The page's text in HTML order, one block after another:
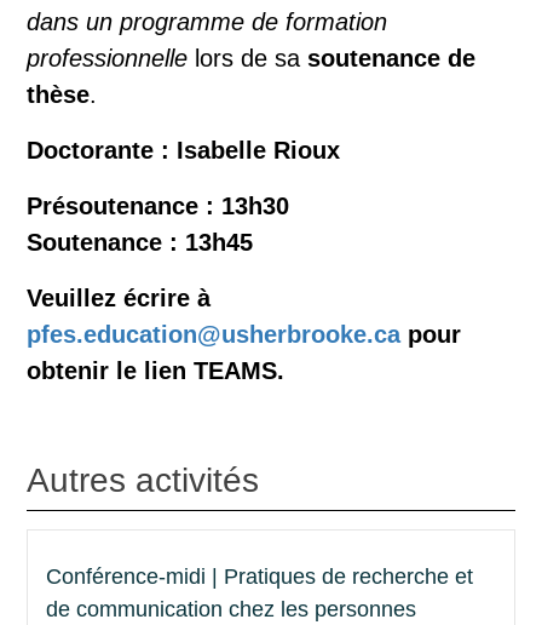
dans un programme de formation
professionnelle lors de sa soutenance de
thèse.
Doctorante : Isabelle Rioux
Présoutenance : 13h30
Soutenance : 13h45
Veuillez écrire à
pfes.education@usherbrooke.capour
obtenir le lien TEAMS.
Autres activités
Conférence-midi | Pratiques de recherche et
de communication chez les personnes